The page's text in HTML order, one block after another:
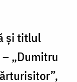
și titlul
„Dumitru